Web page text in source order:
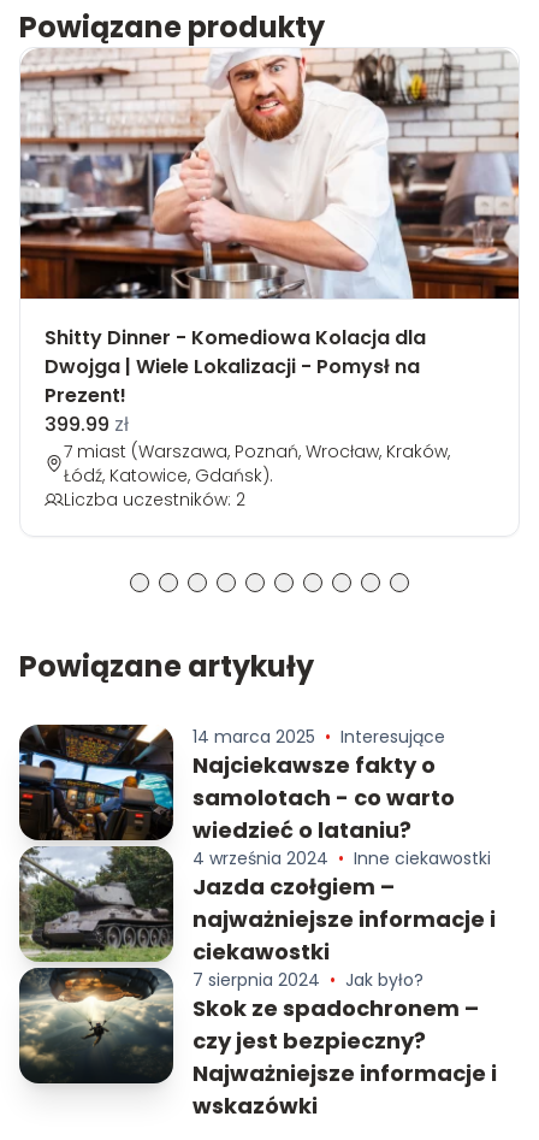
Powiązane produkty
Shitty Dinner - Komediowa Kolacja dla
Dwojga | Wiele Lokalizacji - Pomysł na
Prezent!
399.99 zł
7 miast (Warszawa, Poznań, Wrocław, Kraków,
Łódź, Katowice, Gdańsk).
Liczba uczestników: 2
Powiązane artykuły
14 marca 2025 • Interesujące
Najciekawsze fakty o
samolotach - co warto
wiedzieć o lataniu?
4 września 2024 • Inne ciekawostki
Jazda czołgiem –
najważniejsze informacje i
ciekawostki
7 sierpnia 2024 • Jak było?
Skok ze spadochronem –
czy jest bezpieczny?
Najważniejsze informacje i
wskazówki